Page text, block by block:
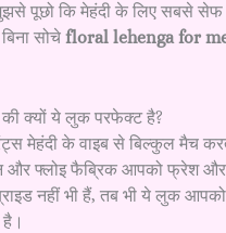
पूछो कि मेहंदी के लिए सबसे
सोचे floral lehenga for
क्यों ये लुक परफेक्ट है?
मेहंदी के वाइब से बिल्कुल मैच
और फ्लोइ फैब्रिक आपको फ्रेश और
नहीं भी हैं, तब भी ये लुक